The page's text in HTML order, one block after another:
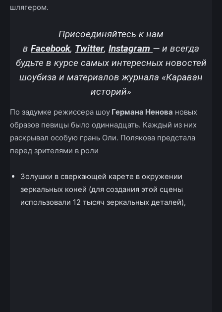
шлягером.
Присоединяйтесь к нам
в Facebook, Twitter, Instagram — и всегда
будьте в курсе самых интересных новостей
шоубиза и материалов журнала «Караван
историй»
По задумке режиссера шоу Германа Ненова новых
образов певицы было одиннадцать. Каждый из них
раскрывал особую грань Оли. Полякова предстала
перед зрителями в роли
Золушки в сверкающей карете в окружении
зеркальных коней (для создания этой сцены
использовали 12 тысяч зеркальных деталей),